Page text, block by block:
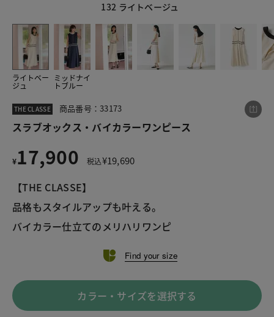
132 ライトベージュ
ライトベー
ジュ
ミッドナイ
トブルー
1
THE CLASSE 商品番号：33173
スラブオックス・バイカラーワンピース
¥17,900 税込¥19,690
【THE CLASSE】
品格もスタイルアップも叶える。
バイカラー仕立てのメリハリワンピ
Find your size
カラー・サイズを選択する
この商品をシェアする
¥17,900
税込¥19,690